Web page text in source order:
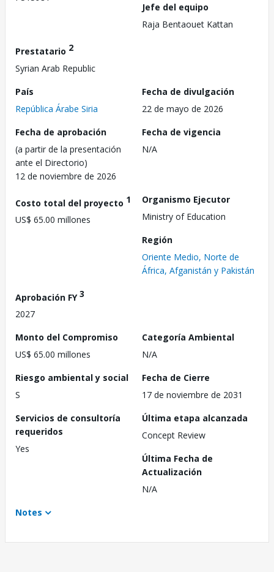
Jefe del equipo
Raja Bentaouet Kattan
Prestatario 2
Syrian Arab Republic
País
República Árabe Siria
Fecha de divulgación
22 de mayo de 2026
Fecha de aprobación
(a partir de la presentación
ante el Directorio)
12 de noviembre de 2026
Fecha de vigencia
N/A
Costo total del proyecto 1
US$ 65.00 millones
Organismo Ejecutor
Ministry of Education
Región
Oriente Medio, Norte de
África, Afganistán y Pakistán
Aprobación FY3
2027
Monto del Compromiso
US$ 65.00 millones
Categoría Ambiental
N/A
Riesgo ambiental y social
S
Fecha de Cierre
17 de noviembre de 2031
Servicios de consultoría
requeridos
Yes
Última etapa alcanzada
Concept Review
Última Fecha de
Actualización
N/A
Notes